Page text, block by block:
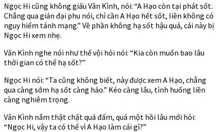
Ngọc Hi cũng không giấu Vân Kình, nói: “A Hạo còn tại phát sốt.
Chẳng qua giản đại phu nói, chỉ cần A Hạo hết sốt, liền không có
nguy hiểm tánh mạng.” Về phần không hạ sốt hậu quả, cái này bị
Ngọc Hi xem nhẹ.
Vân Kình nghe nói như thế vội hỏi nói: “Kia còn muốn bao lâu
thời gian có thể hạ sốt?”
Ngọc Hi nói: “Ta cũng không biết, này được xem A Hạo, chẳng
qua càng sớm hạ sốt càng hảo.” Kéo càng lâu, tình huống liền
càng nghiêm trọng.
Vân Kình nắm thật chặt quả đấm, quá một hồi lâu mới hỏi:
“Ngọc Hi, vậy ta có thể vì A Hạo làm cái gì?”